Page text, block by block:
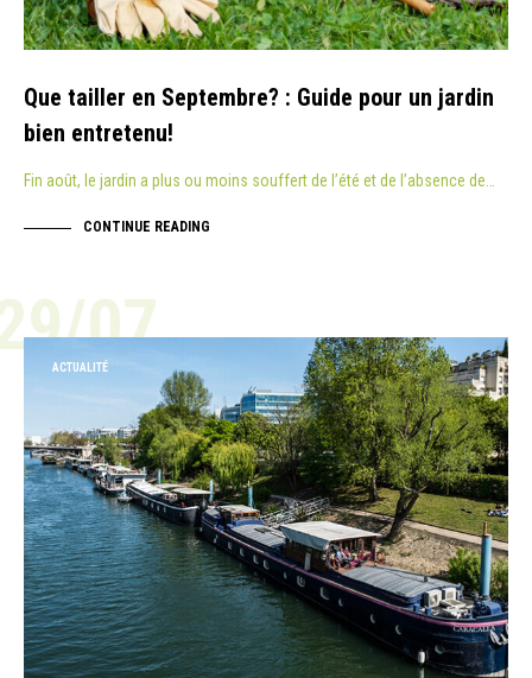
Que tailler en Septembre? : Guide pour un jardin
bien entretenu!
Fin août, le jardin a plus ou moins souffert de l’été et de l’absence de…
CONTINUE READING
07
ACTUALITÉ